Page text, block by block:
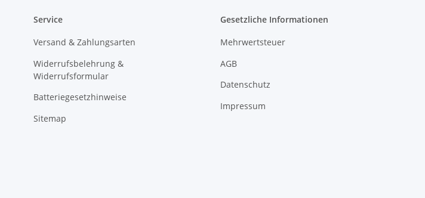
Service
Versand & Zahlungsarten
Widerrufsbelehrung &
Widerrufsformular
Batteriegesetzhinweise
Sitemap
Gesetzliche Informationen
Mehrwertsteuer
AGB
Datenschutz
Impressum